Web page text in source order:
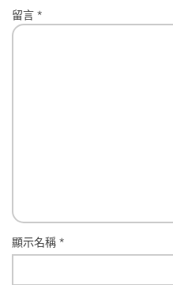
留言*
顯示名稱*